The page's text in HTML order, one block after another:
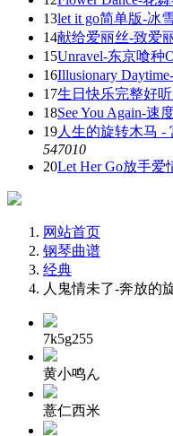
13let it go简单版-冰
14献给爱丽丝-致爱
15Unravel-东京喰种
16Illusionary
17生日快乐完整好
18See You Again-速
19人生的旋转木马 -
547010
20Let Her Go放手爱
网站首页
钢琴曲谱
经典
人鬼情未了-奔放的
7k5g255
黄小鸣ん
薏仁西米